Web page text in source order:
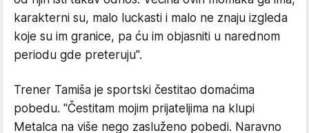
karakterni su, malo luckasti i malo ne znaju izgleda
koje su im granice, pa ću im objasniti u narednom
periodu gde preteruju".
Trener Tamiša je sportski čestitao domaćima
pobedu. "Čestitam mojim prijateljima na klupi
Metalca na više nego zasluženo pobedi. Naravno